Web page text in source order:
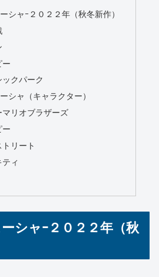
シャｰ２０２２年（秋冬新作）
ー
ックパーク
シャ（キャラクター）
マリオブラザーズ
ー
リート
ィ
シャｰ２０２２年（秋